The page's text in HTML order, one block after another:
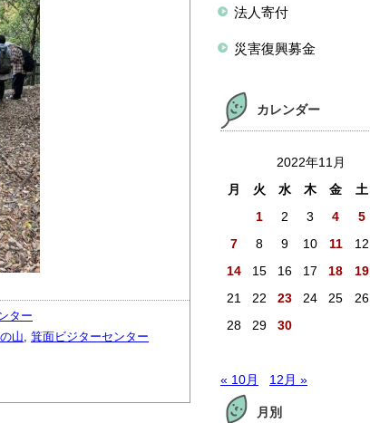
ター
山, 箕面ビジターセンター
法人寄付
災害復興募金
カレンダー
2022年11月
月
火 水 木 金 土
1
2 3 4 5
7
8 9 10 11 12
14
15 16 17 18 19
21
22 23 24 25 26
28
29 30
« 10月 12月 »
月別